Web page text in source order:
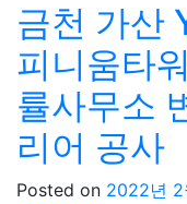
금천 가산
피니움타
률사무소
리어 공사
Posted on 2022년 2